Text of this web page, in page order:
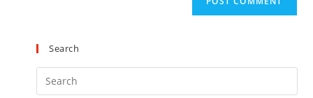
Search